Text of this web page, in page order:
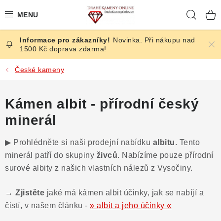
na
ČESKÉ KAMENY
ŠPERKY
BROUŠENÉ
SLEVY
ÚČINKY
KRYSTALY
Novinka. Při nákupu nad
1500 Kč doprava zdarma!
České kameny
Kámen albit - přírodní český
minerál
▶ Prohlédněte si naši prodejní nabídku albitu. Tento
minerál patří do skupiny živců. Nabízíme pouze přírodní
surové albity z našich vlastních nálezů z Vysočiny.
→ Zjistěte jaké má kámen albit účinky, jak se nabíjí a
čistí, v našem článku - » albit a jeho účinky «